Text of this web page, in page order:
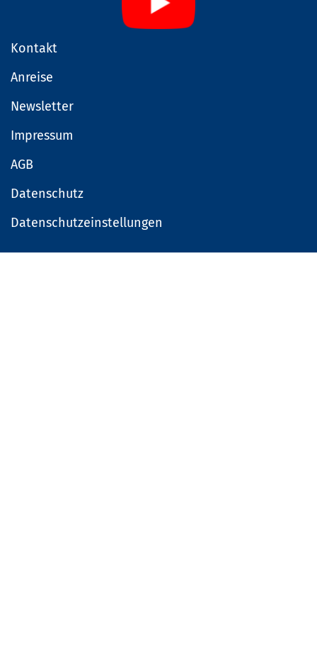
Kontakt
Anreise
Newsletter
Impressum
AGB
Datenschutz
Datenschutzeinstellungen